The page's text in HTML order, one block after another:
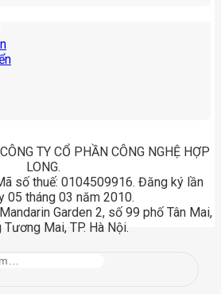
TY CỔ PHẦN CÔNG NGHỆ HỢP
LONG.
số thuế: 0104509916. Đăng ký lần
05 tháng 03 năm 2010.
Garden 2, số 99 phố Tân Mai,
Tương Mai, TP. Hà Nội.